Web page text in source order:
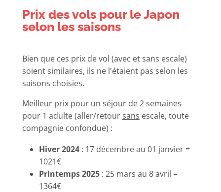
Prix des vols pour le Japon
selon les saisons
Bien que ces prix de vol (avec et sans escale)
soient similaires, ils ne l'étaient pas selon les
saisons choisies.
Meilleur prix pour un séjour de 2 semaines
pour 1 adulte (aller/retour sans escale, toute
compagnie confondue) :
Hiver 2024: 17 décembre au 01 janvier =
1021€
Printemps 2025: 25 mars au 8 avril =
1364€